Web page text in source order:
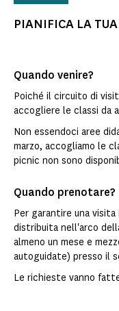
PIANIFICA LA
Quando venire?
Poiché il circuito di
accogliere le classi da
Non essendoci aree
marzo, accogliamo le
picnic non sono
Quando prenotare?
Per garantire una
distribuita nell'arco
almeno un mese e
autoguidate) presso il
Le richieste vanno